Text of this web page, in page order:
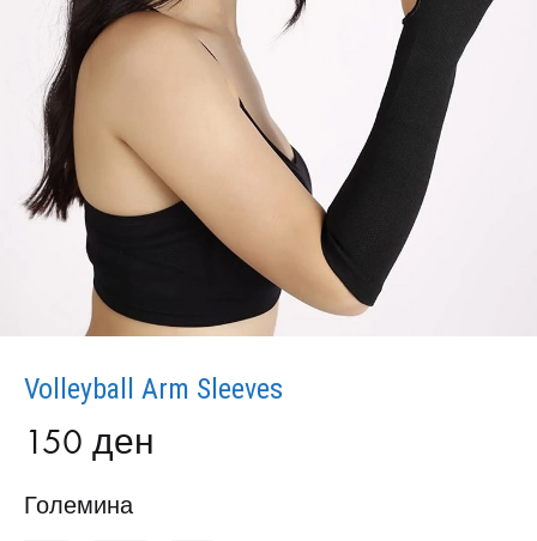
Volleyball Arm Sleeves
150 ден
Големина